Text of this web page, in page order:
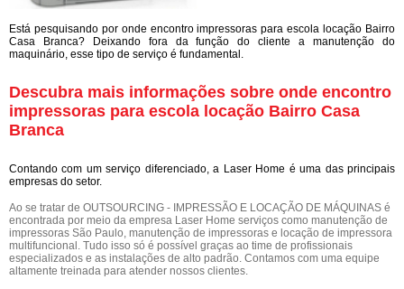
Está pesquisando por onde encontro impressoras para escola locação Bairro
Casa Branca? Deixando fora da função do cliente a manutenção do
maquinário, esse tipo de serviço é fundamental.
Descubra mais informações sobre onde encontro
impressoras para escola locação Bairro Casa
Branca
Contando com um serviço diferenciado, a Laser Home é uma das principais
empresas do setor.
Ao se tratar de OUTSOURCING - IMPRESSÃO E LOCAÇÃO DE MÁQUINAS é
encontrada por meio da empresa Laser Home serviços como manutenção de
impressoras São Paulo, manutenção de impressoras e locação de impressora
multifuncional. Tudo isso só é possível graças ao time de profissionais
especializados e as instalações de alto padrão. Contamos com uma equipe
altamente treinada para atender nossos clientes.